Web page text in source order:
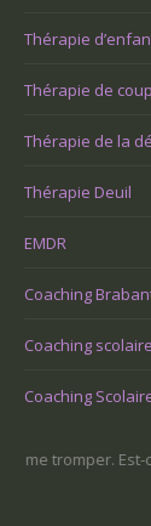
Thérapie
Thérapie de
Thérapie de la
Thérapie Deuil
EMDR
Coaching
Coaching
Coaching
Je ne sais pas